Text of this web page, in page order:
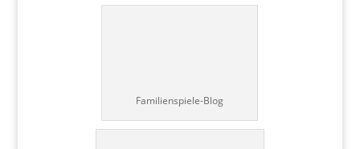
Familienspiele-Blog